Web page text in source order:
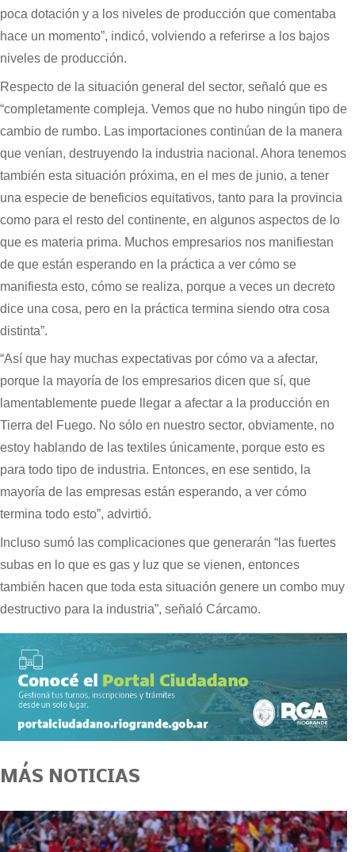
poca dotación y a los niveles de producción que comentaba
hace un momento”, indicó, volviendo a referirse a los bajos
niveles de producción.
Respecto de la situación general del sector, señaló que es
“completamente compleja. Vemos que no hubo ningún tipo de
cambio de rumbo. Las importaciones continúan de la manera
que venían, destruyendo la industria nacional. Ahora tenemos
también esta situación próxima, en el mes de junio, a tener
una especie de beneficios equitativos, tanto para la provincia
como para el resto del continente, en algunos aspectos de lo
que es materia prima. Muchos empresarios nos manifiestan
de que están esperando en la práctica a ver cómo se
manifiesta esto, cómo se realiza, porque a veces un decreto
dice una cosa, pero en la práctica termina siendo otra cosa
distinta”.
“Así que hay muchas expectativas por cómo va a afectar,
porque la mayoría de los empresarios dicen que sí, que
lamentablemente puede llegar a afectar a la producción en
Tierra del Fuego. No sólo en nuestro sector, obviamente, no
estoy hablando de las textiles únicamente, porque esto es
para todo tipo de industria. Entonces, en ese sentido, la
mayoría de las empresas están esperando, a ver cómo
termina todo esto”, advirtió.
Incluso sumó las complicaciones que generarán “las fuertes
subas en lo que es gas y luz que se vienen, entonces
también hacen que toda esta situación genere un combo muy
destructivo para la industria”, señaló Cárcamo.
MÁS NOTICIAS